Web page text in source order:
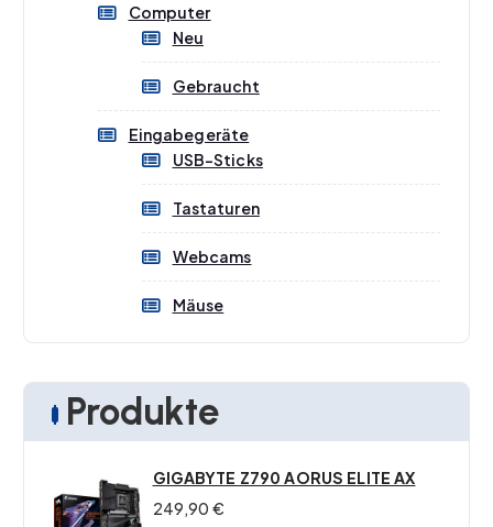
Computer
Neu
Gebraucht
Eingabegeräte
USB-Sticks
Tastaturen
Webcams
Mäuse
Produkte
GIGABYTE Z790 AORUS ELITE AX
249,90 €